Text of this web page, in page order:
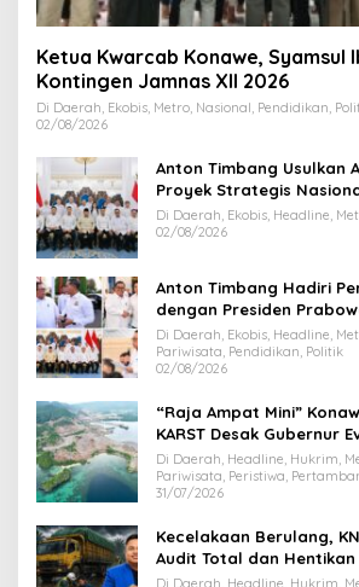
Ketua Kwarcab Konawe, Syamsul
Kontingen Jamnas XII 2026
Di Daerah, Ekobis, Metro, Nasional, Pendidikan,
02/08/2026
Anton Timbang Usulkan
Proyek Strategis
Di Daerah, Ekobis, Headline,
02/08/2026
Anton Timbang Hadiri
dengan Presiden
Majukan Ekonomi Sultra
Di Daerah, Ekobis, Headline,
Pariwisata, Pendidikan, Politik
02/08/2026
“Raja Ampat Mini”
KARST Desak Gubernur
Dispar Sultra
Di Daerah, Headline, Hukrim,
Pariwisata, Peristiwa,
31/07/2026
Kecelakaan Berulang,
Audit Total dan Hentikan
Di Daerah, Headline, Hukrim,